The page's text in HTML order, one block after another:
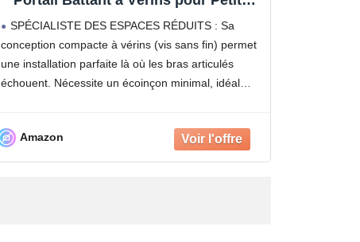
Espaces, Kit Automatisme Complet
pour Portail 2 Battants, Capacité 3.5m
et 300kg, Idéal Piliers Étroits, Design
Éco-conçu
SPÉCIALISTE DES ESPACES RÉDUITS : Sa
conception compacte à vérins (vis sans fin) permet
une installation parfaite là où les bras articulés
échouent. Nécessite un écoinçon minimal, idéal
Amazon